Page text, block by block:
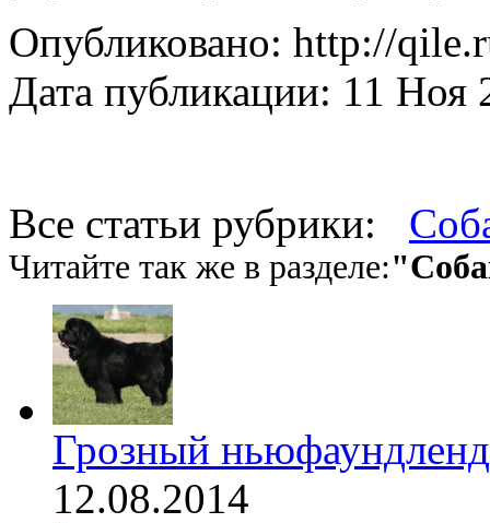
Опубликовано: http://
Дата публикации: 11 Ноя
Все статьи рубрики:
Читайте так же в разделе:
Грозный ньюфаундленд
12.08.2014